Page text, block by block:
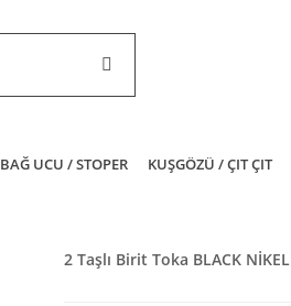
BAĞ UCU / STOPER KUŞGÖZÜ / ÇIT ÇIT
2 Taşlı Birit Toka BLACK NİKEL